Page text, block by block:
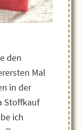
den
Mal
in der
Stoffkauf
ich